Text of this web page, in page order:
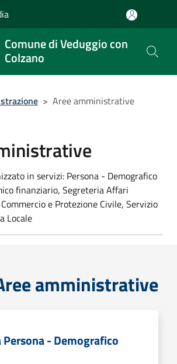
Comune di Veduggio con
Colzano
> Aree amministrative
in servizi: Persona - Demografico
finanziario, Segreteria Affari
e Protezione Civile, Servizio
Locale
amministrative
Persona - Demografico